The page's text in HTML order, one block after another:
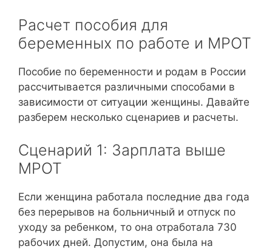
Расчет пособия для
беременных по работе и МРОТ
Пособие по беременности и родам в России
рассчитывается различными способами в
зависимости от ситуации женщины. Давайте
разберем несколько сценариев и расчеты.
Сценарий 1: Зарплата выше
МРОТ
Если женщина работала последние два года
без перерывов на больничный и отпуск по
уходу за ребенком, то она отработала 730
рабочих дней. Допустим, она была на